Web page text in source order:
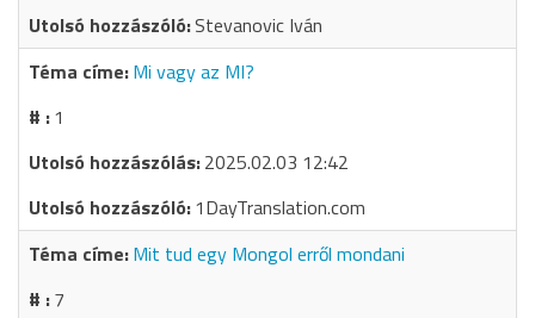
Stevanovic Iván
Mi vagy az MI?
1
2025.02.03 12:42
1DayTranslation.com
Mit tud egy Mongol erről mondani
7